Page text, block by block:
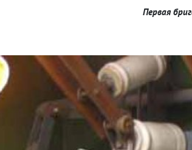
Первая